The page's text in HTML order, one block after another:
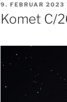
VERÖFFENTLICHT
AM
9. FEBRUAR 2023
Komet C/